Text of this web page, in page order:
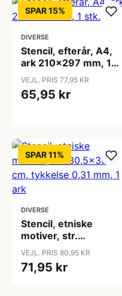
SPAR 15%
DIVERSE
Stencil, efterår, A4,
ark 210x297 mm, 1
stk.
VEJL. PRIS 77,95 KR
65,95 kr
SPAR 11%
DIVERSE
Stencil, etniske
motiver, str.
30,5x30,5 cm,
tykkelse 0,31 mm, 1
ark
VEJL. PRIS 80,95 KR
71,95 kr